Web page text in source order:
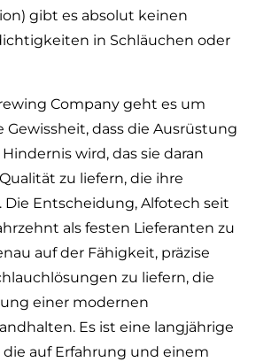
gibt es absolut keinen
in Schläuchen oder
Company geht es um
Gewissheit, dass die Ausrüstung
wird, das sie daran
zu liefern, die ihre
Entscheidung, Alfotech seit
als festen Lieferanten zu
auf der Fähigkeit, präzise
zu liefern, die
einer modernen
Es ist eine langjährige
auf Erfahrung und einem